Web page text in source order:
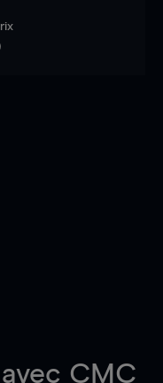
avec CMC